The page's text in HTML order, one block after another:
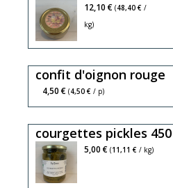
12,10 € (48,40 € /
kg)
confit d'oignon rouge
4,50 € (4,50 € / p)
courgettes pickles
5,00 € (11,11 € / kg)